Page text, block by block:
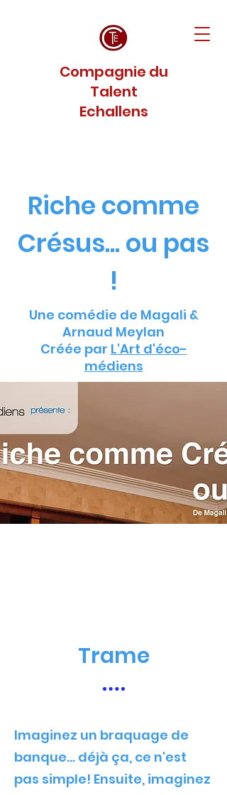
Compagnie du
Talent
Echallens
Riche comme
Crésus... ou pas
!
Une comédie de Magali &
Arnaud Meylan
Créée par L'Art d'éco-
médiens
Trame
Imaginez un braquage de
banque... déjà ça, ce n'est
pas simple! Ensuite, imaginez